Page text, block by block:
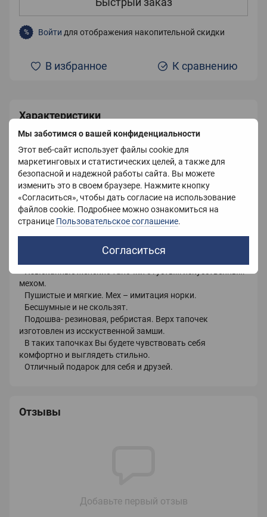
Мы заботимся о вашей конфиденциальности
Этот веб-сайт использует файлы cookie для
маркетинговых и статистических целей, а также для
безопасной и надежной работы сайта. Вы можете
изменить это в своем браузере. Нажмите кнопку
«Согласиться», чтобы дать согласие на использование
файлов cookie. Подробнее можно ознакомиться на
странице Пользовательское соглашение.
Согласиться
% Войти для отображения накопительной скидки
В избранное К сравнению
Характеристики
Материал Искусственная замша
Страна-производитель Китай
мехом.
Пушистые и мягкие. Мех – имитация норки.
Бесшумные и не скользят.
Подошва- резиновая, ребристая. Верх тапочек
изготовлен из исскуственной замши.
В таких тапочках Вы будете чувствовать себя
комфортно и выглядеть стильно.
Отличный подарок для себя и друзей.
Отзывы
Добавьте первый отзыв